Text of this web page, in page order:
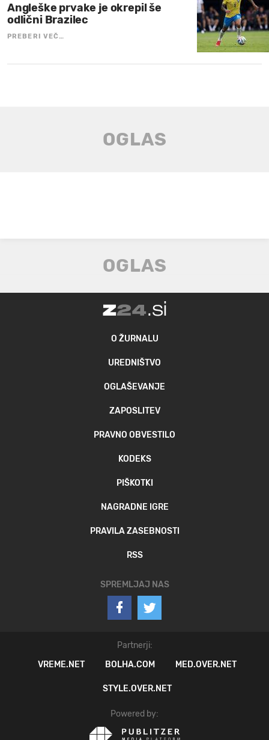
Angleške prvake je okrepil še
odlični Brazilec
PREBERI VEČ…
O ŽURNALU
UREDNIŠTVO
OGLAŠEVANJE
ZAPOSLITEV
PRAVNO OBVESTILO
KODEKS
PIŠKOTKI
NAGRADNE IGRE
PRAVILA ZASEBNOSTI
RSS
SPREMLJAJ NAS
Partnerji:
VREME.NET
BOLHA.COM MED.OVER.NET
STYLE.OVER.NET
Powered by: